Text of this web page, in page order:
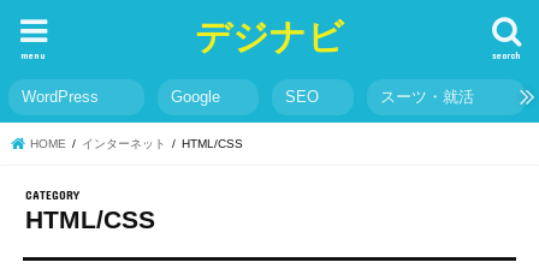
デジナビ search
menu
WordPress Google SEO スーツ・就活
HOME インターネット HTML/CSS
HTML/CSS